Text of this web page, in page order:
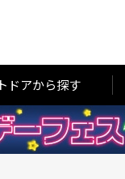
ドアから探す